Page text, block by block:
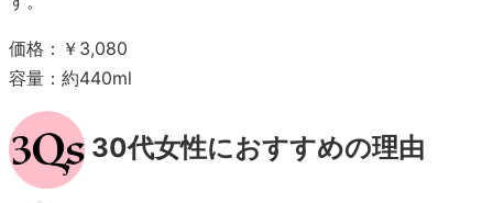
価格：￥3,080
容量：約440ml
30代女性におすすめの理由